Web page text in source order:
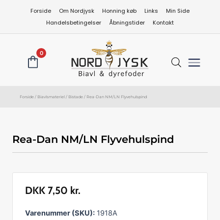
Forside Om Nordjysk Honning køb Links
Min Side
Handelsbetingelser
Åbningstider Kontakt
0
Forside / Biavlsmateriel / Bistade / Rea-Dan NM/LN Flyvehulspind
Rea-Dan NM/LN Flyvehulspind
DKK 7,50 kr.
Varenummer (SKU):1918A
Rea-